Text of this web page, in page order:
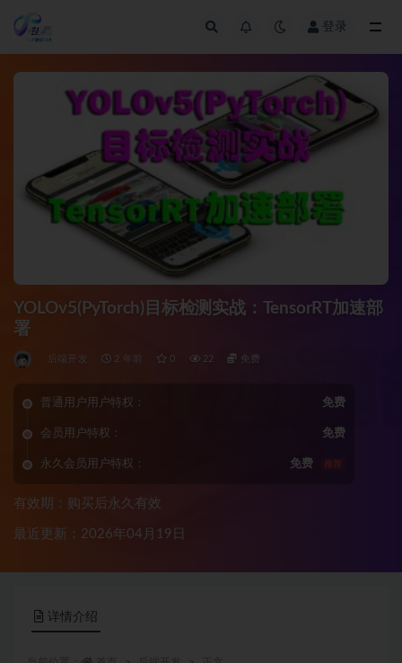
登录
YOLOv5(PyTorch)目标检测实战：TensorRT加速部
署
后端开发 2 年前 0 22 免费
普通用户用户特权： 免费
会员用户特权： 免费
永久会员用户特权： 免费 推荐
有效期：购买后永久有效
最近更新：2026年04月19日
详情介绍